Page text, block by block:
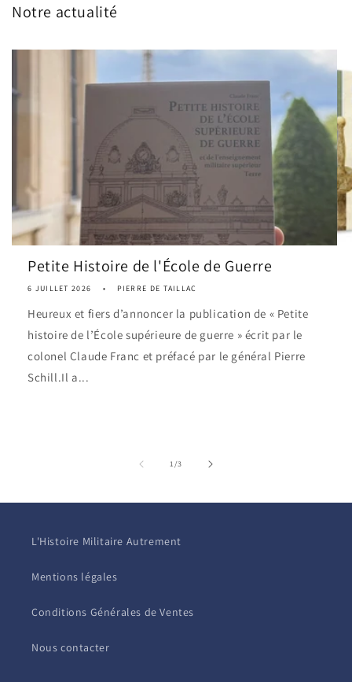
Notre actualité
Petite Histoire de l'École de Guerre
6 JUILLET 2026 PIERRE DE TAILLAC
Heureux et fiers d’annoncer la publication de « Petite
histoire de l’École supérieure de guerre » écrit par le
colonel Claude Franc et préfacé par le général Pierre
Schill.Il a...
1/de
3
L'Histoire Militaire Autrement
Mentions légales
Conditions Générales de Ventes
Nous contacter